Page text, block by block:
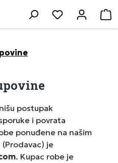
Imate 0
postupak
i povrata
ponuđene na našim
je
. Kupac robe je